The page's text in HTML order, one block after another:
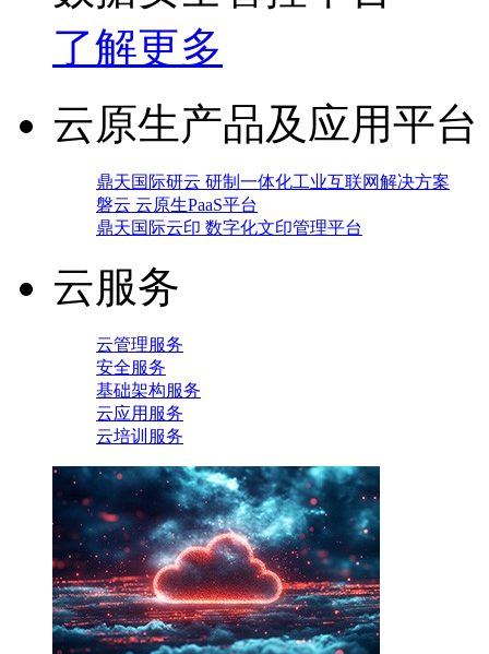
了解更多
云原生产品及应用平台
鼎天国际研云 研制一体化工业互联网解决方案
磐云 云原生PaaS平台
鼎天国际云印 数字化文印管理平台
云服务
云管理服务
安全服务
基础架构服务
云应用服务
云培训服务